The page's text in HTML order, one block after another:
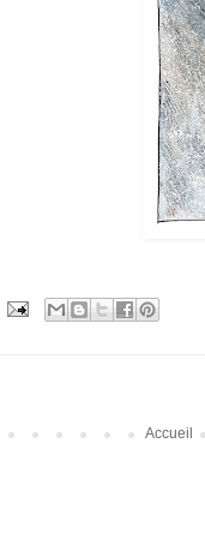
Accueil